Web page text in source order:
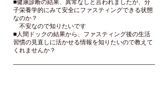
■健康診断の結果、異常なしと言われましたが、分
子栄養学的にみて安全にファスティングできる状態
なのか？
不安なので知りたいです
■人間ドックの結果から、ファスティング後の生活
習慣の見直しに活かせる情報を知りたいので教えて
くれませんか？